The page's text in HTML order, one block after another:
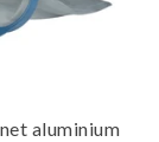
aluminium